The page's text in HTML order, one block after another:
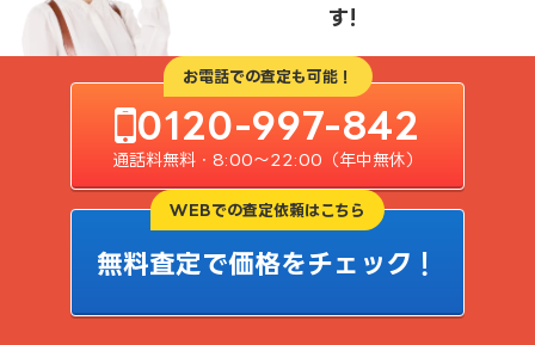
す!
お電話での査定も可能！
0120-997-842
通話料無料・8:00〜22:00（年中無休）
WEBでの査定依頼はこちら
無料査定で価格をチェック！